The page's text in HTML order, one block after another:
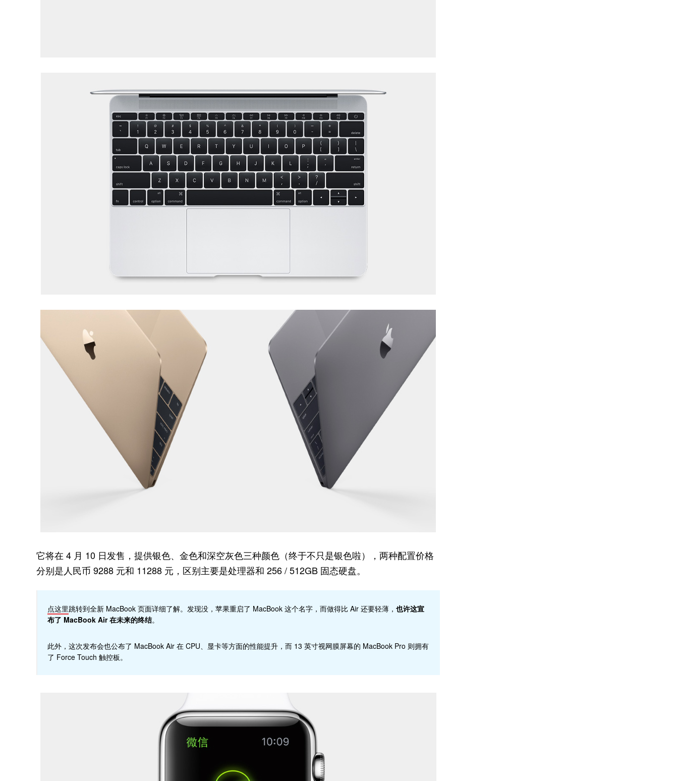
它将在 4 月 10 日发售，提供银色、金色和深空灰色三种颜色（终于不只是银色啦），两种配置价格
分别是人民币 9288 元和 11288 元，区别主要是处理器和 256 / 512GB 固态硬盘。
点这里跳转到全新 MacBook 页面详细了解。发现没，苹果重启了 MacBook 这个名字，而做得比 Air 还要轻薄， 也许这宣
布了 MacBook Air 在未来的终结。
此外，这次发布会也公布了 MacBook Air 在 CPU、显卡等方面的性能提升，而 13 英寸视网膜屏幕的 MacBook Pro 则拥有
了 Force Touch 触控板。